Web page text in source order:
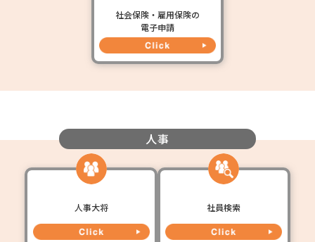
社会保険・雇用保険の
電子申請
人事
人事大将 社員検索